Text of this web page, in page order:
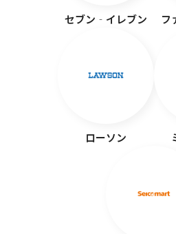
セブン‐イレブン フ
ローソン